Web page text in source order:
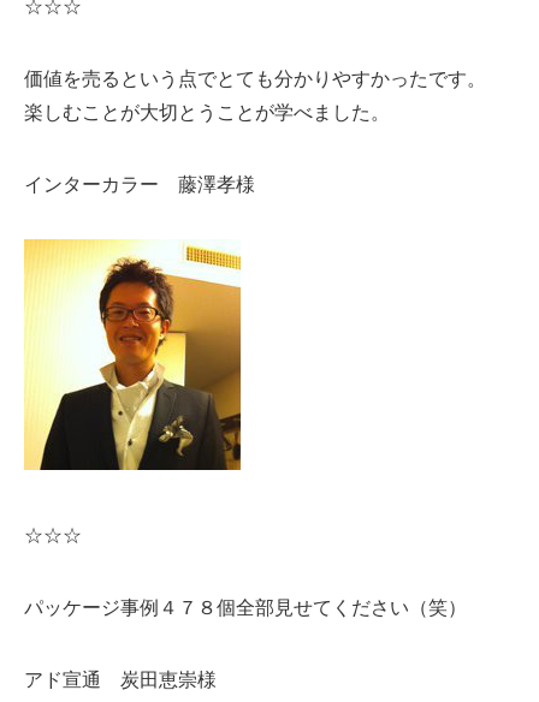
価値を売るという点でとても分かりやすかったです。
楽しむことが大切とうことが学べました。
インターカラー 藤澤孝様
☆☆☆
パッケージ事例４７８個全部見せてください（笑）
アド宣通 炭田恵崇様